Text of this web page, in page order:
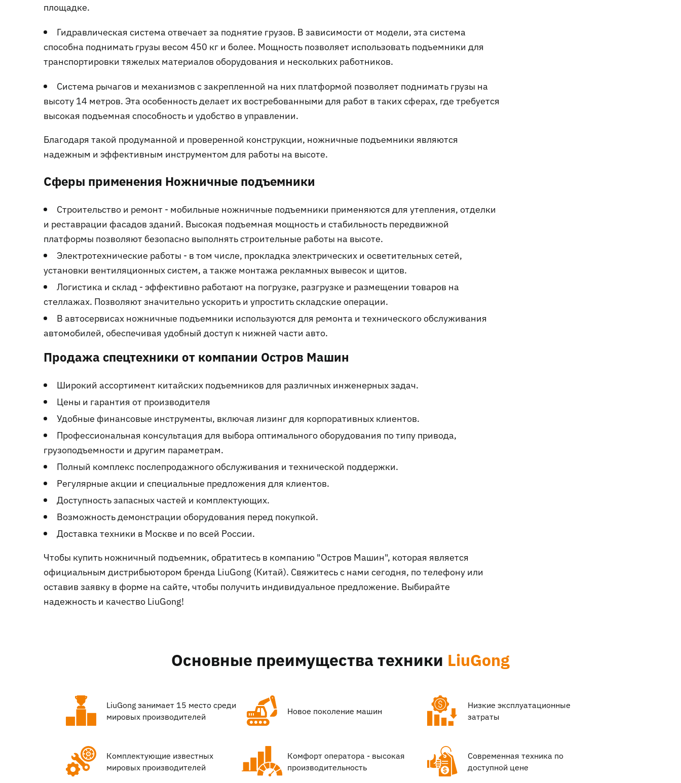
площадке.
Гидравлическая система отвечает за поднятие грузов. В зависимости от модели, эта система
способна поднимать грузы весом 450 кг и более. Мощность позволяет использовать подъемники для
транспортировки тяжелых материалов оборудования и нескольких работников.
Система рычагов и механизмов с закрепленной на них платформой позволяет поднимать грузы на
высоту 14 метров. Эта особенность делает их востребованными для работ в таких сферах, где требуется
высокая подъемная способность и удобство в управлении.
Благодаря такой продуманной и проверенной конструкции, ножничные подъемники являются
надежным и эффективным инструментом для работы на высоте.
Сферы применения Ножничные подъемники
Строительство и ремонт - мобильные ножничные подъемники применяются для утепления, отделки
и реставрации фасадов зданий. Высокая подъемная мощность и стабильность передвижной
платформы позволяют безопасно выполнять строительные работы на высоте.
Электротехнические работы - в том числе, прокладка электрических и осветительных сетей,
установки вентиляционных систем, а также монтажа рекламных вывесок и щитов.
Логистика и склад - эффективно работают на погрузке, разгрузке и размещении товаров на
стеллажах. Позволяют значительно ускорить и упростить складские операции.
В автосервисах ножничные подъемники используются для ремонта и технического обслуживания
автомобилей, обеспечивая удобный доступ к нижней части авто.
Продажа спецтехники от компании Остров Машин
Широкий ассортимент китайских подъемников для различных инженерных задач.
Цены и гарантия от производителя
Удобные финансовые инструменты, включая лизинг для корпоративных клиентов.
Профессиональная консультация для выбора оптимального оборудования по типу привода,
грузоподъемности и другим параметрам.
Полный комплекс послепродажного обслуживания и технической поддержки.
Регулярные акции и специальные предложения для клиентов.
Доступность запасных частей и комплектующих.
Возможность демонстрации оборудования перед покупкой.
Доставка техники в Москве и по всей России.
Чтобы купить ножничный подъемник, обратитесь в компанию "Остров Машин", которая является
официальным дистрибьютором бренда LiuGong (Китай). Свяжитесь с нами сегодня, по телефону или
оставив заявку в форме на сайте, чтобы получить индивидуальное предложение. Выбирайте
надежность и качество LiuGong!
Основные преимущества техники LiuGong
LiuGong занимает 15 место среди
мировых производителей
Новое поколение машин
Низкие эксплуатационные
затраты
Комплектующие известных
мировых производителей
Комфорт оператора - высокая
производительность
Современная техника по
доступной цене